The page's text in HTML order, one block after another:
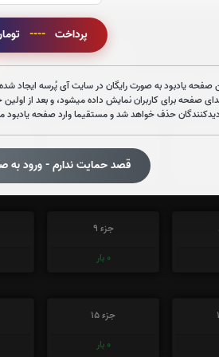
پرداخت ---- تومان
صفحه یادبود به صورت رایگان در سایت آی پُرسه ایجاد
صفحه برای کاربران نمایش داده میشود، و بعد از
حذف خواهد شد و مستقیما وارد صفحه یادبود
قصد حمایت ندارم - ورود به
تعداد دفعات ختم قران:
در ختم قرآن کریم پیشنهاد میشود
0بار
جزء 9
0 بار
جزء 15
0 بار